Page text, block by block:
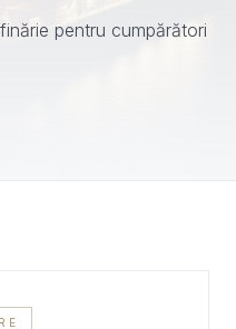
pentru cumpărători